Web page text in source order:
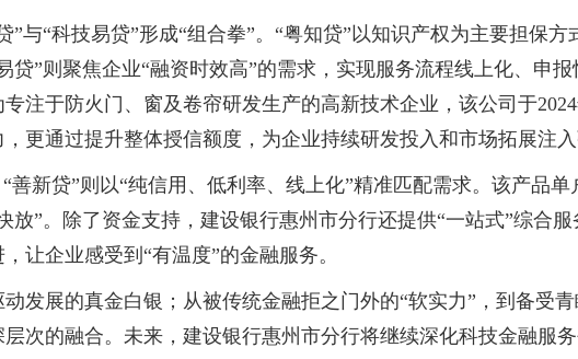
“科技易贷”形成“组合拳”。“粤知贷”以知识产权为主要担保方
贷”则聚焦企业“融资时效高”的需求，实现服务流程线上化、申
注于防火门、窗及卷帘研发生产的高新技术企业，该公司于
更通过提升整体授信额度，为企业持续研发投入和市场拓展注入
新贷”则以“纯信用、低利率、线上化”精准匹配需求。该产品单
放”。除了资金支持，建设银行惠州市分行还提供“一站式”综合
让企业感受到“有温度”的金融服务。
展的真金白银；从被传统金融拒之门外的“软实力”，到备受青
次的融合。未来，建设银行惠州市分行将继续深化科技金融服